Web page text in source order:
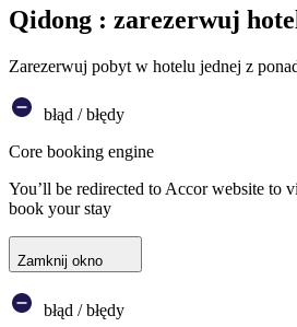
Qidong : zarezerwuj
Zarezerwuj pobyt w hotelu jednej z
błąd / błędy
Core booking engine
You’ll be redirected to Accor website to
book your stay
Zamknij okno
błąd / błędy